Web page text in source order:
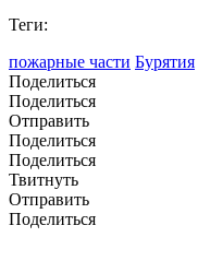
Теги:
пожарные части Бурятия
Поделиться
Поделиться
Отправить
Поделиться
Поделиться
Твитнуть
Отправить
Поделиться